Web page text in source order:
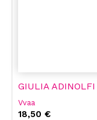
GIULIA ADINOLFI
Vvaa
18,50 €